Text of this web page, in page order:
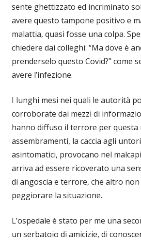
sente ghettizzato ed incriminato
avere questo tampone positivo e
malattia, quasi fosse una colpa.
chiedere dai colleghi: “Ma dove è
prenderselo questo Covid?” come
avere l’infezione.
I lunghi mesi nei quali le autorità
corroborate dai mezzi di
hanno diffuso il terrore per questa
assembramenti, la caccia agli
asintomatici, provocano nel
arriva ad essere ricoverato una
di angoscia e terrore, che altro non
peggiorare la situazione.
L’ospedale è stato per me una
un serbatoio di amicizie, di